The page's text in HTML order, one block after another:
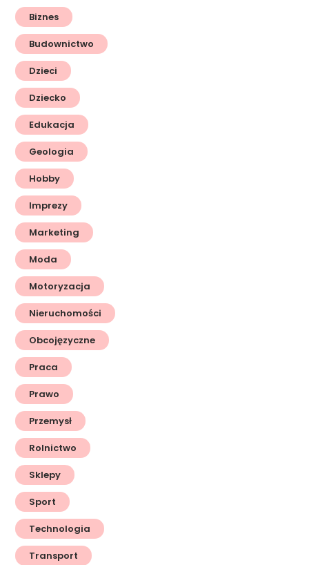
Biznes
Budownictwo
Dzieci
Dziecko
Edukacja
Geologia
Hobby
Imprezy
Marketing
Moda
Motoryzacja
Nieruchomości
Obcojęzyczne
Praca
Prawo
Przemysł
Rolnictwo
Sklepy
Sport
Technologia
Transport